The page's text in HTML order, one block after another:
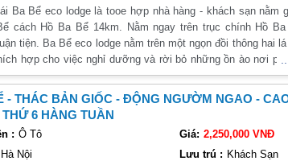
Ba Bể eco lodge là tooe hợp nhà hàng - khách sạn nằm
cách Hồ Ba Bể 14km. Nằm ngay trên trục chính Hồ
tiện. Ba Bể eco lodge nằm trên một ngọn đồi thông hai
hợp cho việc nghỉ dưỡng và rời bỏ những ồn ào nơi
nghỉ dưỡng tại Ba Bể eco lodge có sự hợp tác giữa
dưỡng Ba Bể eco lodge mang đến cho bạn trải nghiệm
ở Cao Bằng.
- THÁC BẢN GIỐC - ĐỘNG NGƯỜM NGAO -
6 HÀNG TUẦN
: Ô Tô Giá: 2,250,000 VNĐ
Hà Nội Lưu trú : Khách Sạn